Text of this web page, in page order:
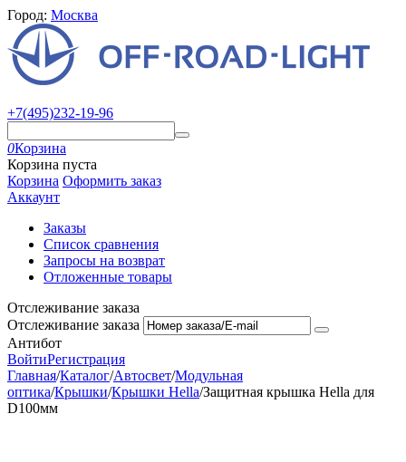
Город: Москва
+7(495)232-19-96
0Корзина
Корзина пуста
Корзина Оформить заказ
Аккаунт
Заказы
Список сравнения
Запросы на возврат
Отложенные товары
Отслеживание заказа
Отслеживание заказа
Антибот
ВойтиРегистрация
Главная/Каталог/Автосвет/Модульная
оптика/Крышки/Крышки Hella/Защитная крышка Hella для
D100мм